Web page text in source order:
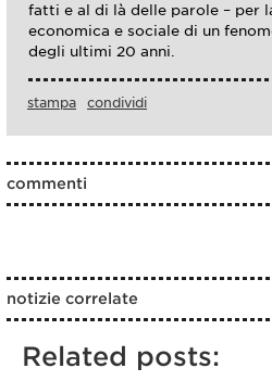
fatti e al di là delle parole – per
economica e sociale di un
degli ultimi 20 anni.
stampa condividi
commenti
notizie correlate
Related posts: